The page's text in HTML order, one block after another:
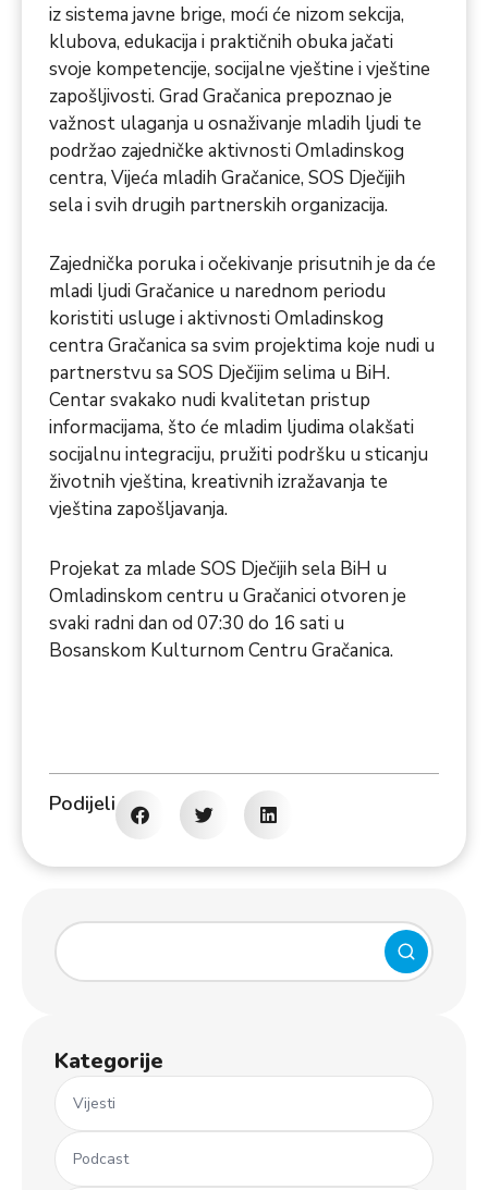
iz sistema javne brige, moći će nizom sekcija,
klubova, edukacija i praktičnih obuka jačati
svoje kompetencije, socijalne vještine i vještine
zapošljivosti. Grad Gračanica prepoznao je
važnost ulaganja u osnaživanje mladih ljudi te
podržao zajedničke aktivnosti Omladinskog
centra, Vijeća mladih Gračanice, SOS Dječijih
sela i svih drugih partnerskih organizacija.
Zajednička poruka i očekivanje prisutnih je da će
mladi ljudi Gračanice u narednom periodu
koristiti usluge i aktivnosti Omladinskog
centra Gračanica sa svim projektima koje nudi u
partnerstvu sa SOS Dječijim selima u BiH.
Centar svakako nudi kvalitetan pristup
informacijama, što će mladim ljudima olakšati
socijalnu integraciju, pružiti podršku u sticanju
životnih vještina, kreativnih izražavanja te
vještina zapošljavanja.
Projekat za mlade SOS Dječijih sela BiH u
Omladinskom centru u Gračanici otvoren je
svaki radni dan od 07:30 do 16 sati u
Bosanskom Kulturnom Centru Gračanica.
Podijeli
Kategorije
Vijesti
Podcast